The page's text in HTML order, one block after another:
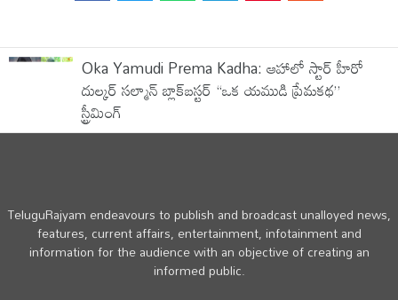
Oka Yamudi Prema Kadha: ఆహాలో స్టార్ హీరో
దుల్కర్ సల్మాన్ బ్లాక్‌బస్టర్ “ఒక యముడి ప్రేమకథ”
స్ట్రీమింగ్
TeluguRajyam endeavours to publish and broadcast unalloyed news,
features, current affairs, entertainment, infotainment and
information for the audience with an objective of creating an
informed public.